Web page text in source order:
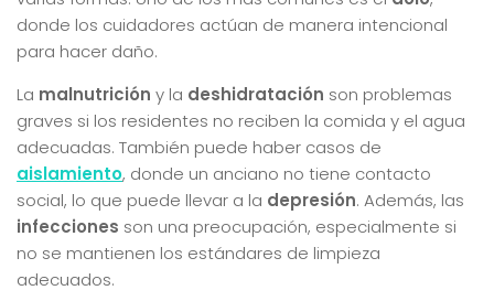
donde los cuidadores actúan de manera intencional
para hacer daño.
La malnutrición y la deshidratación son problemas
graves si los residentes no reciben la comida y el agua
adecuadas. También puede haber casos de
aislamiento, donde un anciano no tiene contacto
social, lo que puede llevar a la depresión. Además, las
infecciones son una preocupación, especialmente si
no se mantienen los estándares de limpieza
adecuados.